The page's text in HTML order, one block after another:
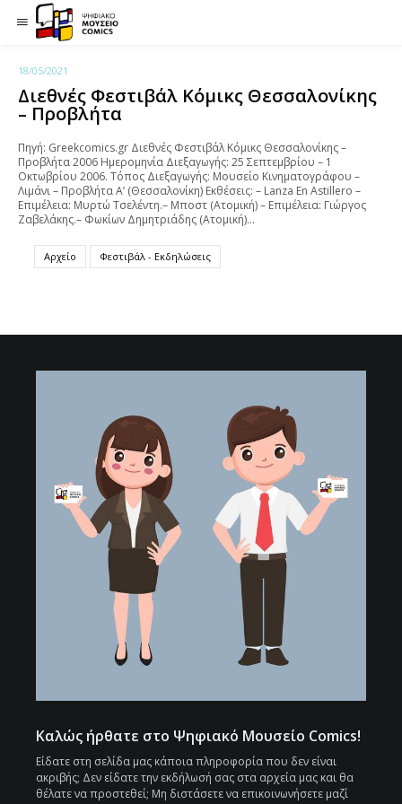
18/05/2021
Διεθνές Φεστιβάλ Κόμικς Θεσσαλονίκης
– Προβλήτα
Πηγή: Greekcomics.gr Διεθνές Φεστιβάλ Κόμικς Θεσσαλονίκης –
Προβλήτα 2006 Ημερομηνία Διεξαγωγής: 25 Σεπτεμβρίου – 1
Οκτωβρίου 2006. Τόπος Διεξαγωγής: Μουσείο Κινηματογράφου –
Λιμάνι – Προβλήτα Α’ (Θεσσαλονίκη) Εκθέσεις: – Lanza En Astillero –
Επιμέλεια: Μυρτώ Τσελέντη.– Μποστ (Ατομική) – Επιμέλεια: Γιώργος
Ζαβελάκης.– Φωκίων Δημητριάδης (Ατομική)…
Αρχείο Φεστιβάλ - Εκδηλώσεις
Καλώς ήρθατε στο Ψηφιακό Μουσείο Comics!
Είδατε στη σελίδα μας κάποια πληροφορία που δεν είναι
ακριβής; Δεν είδατε την εκδήλωσή σας στα αρχεία μας και θα
θέλατε να προστεθεί; Μη διστάσετε να επικοινωνήσετε μαζί